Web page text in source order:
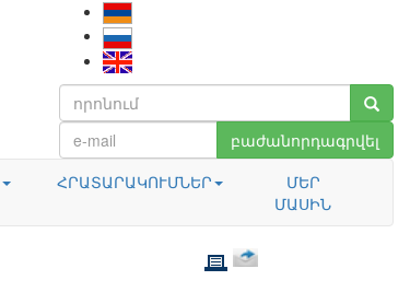
բաժանորդագրվել
ՀՐԱՏԱՐԱԿՈՒՄՆԵՐ
ՄԵՐ
ՄԱՍԻՆ